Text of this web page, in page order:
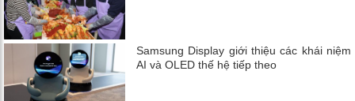
Samsung Display giới thiệu các khái niệm
AI và OLED thế hệ tiếp theo